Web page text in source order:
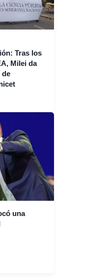
Tras los
Milei da
de
una